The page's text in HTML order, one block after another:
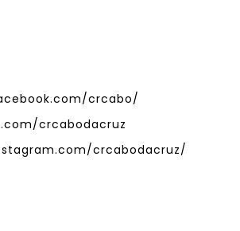
crcabo/
crcabodacruz
crcabodacruz/